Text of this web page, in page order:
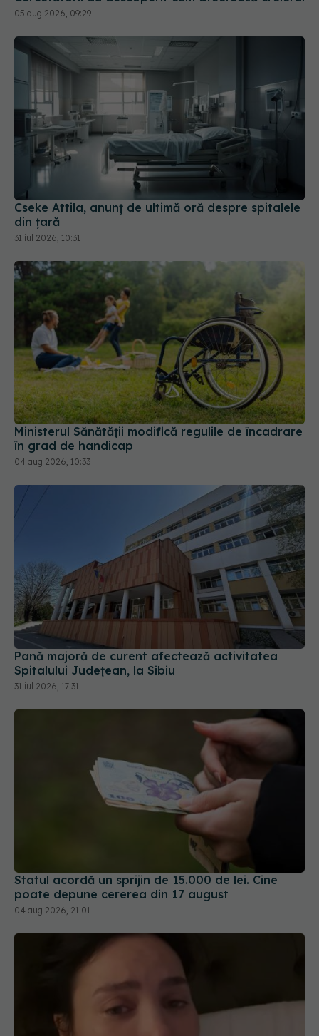
Cseke Attila, anunț de ultimă oră despre spitalele
din țară
31 iul 2026, 10:31
Ministerul Sănătății modifică regulile de încadrare
în grad de handicap
04 aug 2026, 10:33
Pană majoră de curent afectează activitatea
Spitalului Județean, la Sibiu
31 iul 2026, 17:31
Statul acordă un sprijin de 15.000 de lei. Cine
poate depune cererea din 17 august
04 aug 2026, 21:01